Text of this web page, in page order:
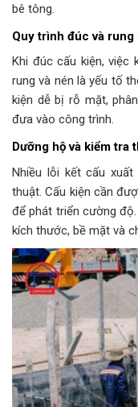
bê tông.
Quy trình đúc và rung
Khi đúc cấu kiện, việc
rung và nén là yếu tố
kiện dễ bị rỗ mặt,
đưa vào công trình.
Dưỡng hộ và kiểm tra
Nhiều lỗi kết cấu
thuật. Cấu kiện cần
để phát triển cường
kích thước, bề mặt và